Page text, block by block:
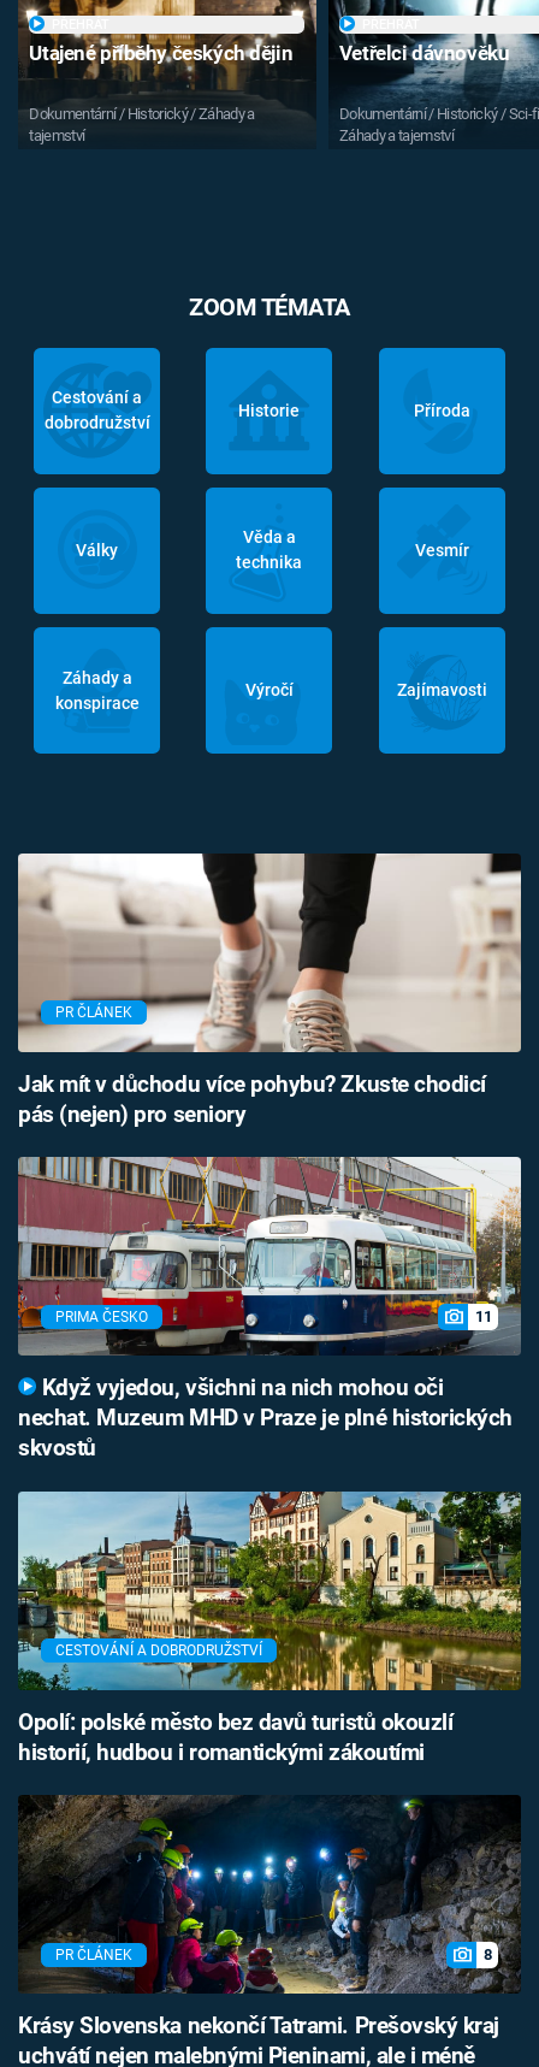
Utajené příběhy českých dějin
Dokumentární / Historický / Záhady a
tajemství
Vetřelci dávnověku
Dokumentární / Historický / Sci-
Záhady a tajemství
ZOOM TÉMATA
Cestování a
dobrodružství
Historie Příroda
Války
Věda a
technika
Vesmír
Záhady a
konspirace
Výročí Zajímavosti
PR ČLÁNEK
Jak mít v důchodu více pohybu? Zkuste chodicí
pás (nejen) pro seniory
PRIMA ČESKO 11
Když vyjedou, všichni na nich mohou oči
nechat. Muzeum MHD v Praze je plné historických
skvostů
CESTOVÁNÍ A DOBRODRUŽSTVÍ
Opolí: polské město bez davů turistů okouzlí
historií, hudbou i romantickými zákoutími
PR ČLÁNEK 8
Krásy Slovenska nekončí Tatrami. Prešovský kraj
uchvátí nejen malebnými Pieninami, ale i méně